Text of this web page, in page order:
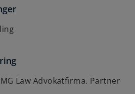
Law Advokatfirma. Partner